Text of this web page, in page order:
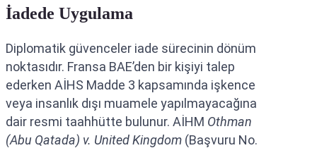
İadede Uygulama
Diplomatik güvenceler iade sürecinin dönüm
noktasıdır. Fransa BAE’den bir kişiyi talep
ederken AİHS Madde 3 kapsamında işkence
veya insanlık dışı muamele yapılmayacağına
dair resmi taahhütte bulunur. AİHM Othman
(Abu Qatada) v. United Kingdom (Başvuru No.